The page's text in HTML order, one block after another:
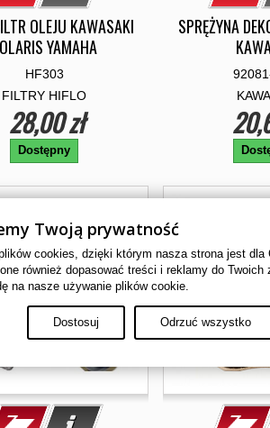
OLEJU KAWASAKI
YAMAHA
HF303
FILTRY HIFLO
28,00 zł
Dostępny
SPRĘŻYNA
Twoją prywatność
cookies, dzięki którym nasza strona jest dla
również dopasować treści i reklamy do
na nasze używanie plików cookie.
Dostosuj Odrzuć wszystko